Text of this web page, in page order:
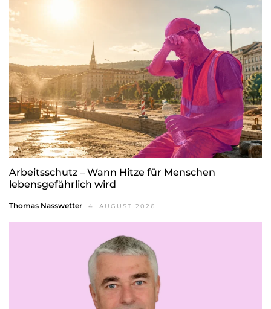
Arbeitsschutz – Wann Hitze für Menschen
lebensgefährlich wird
Thomas Nasswetter 4. AUGUST 2026